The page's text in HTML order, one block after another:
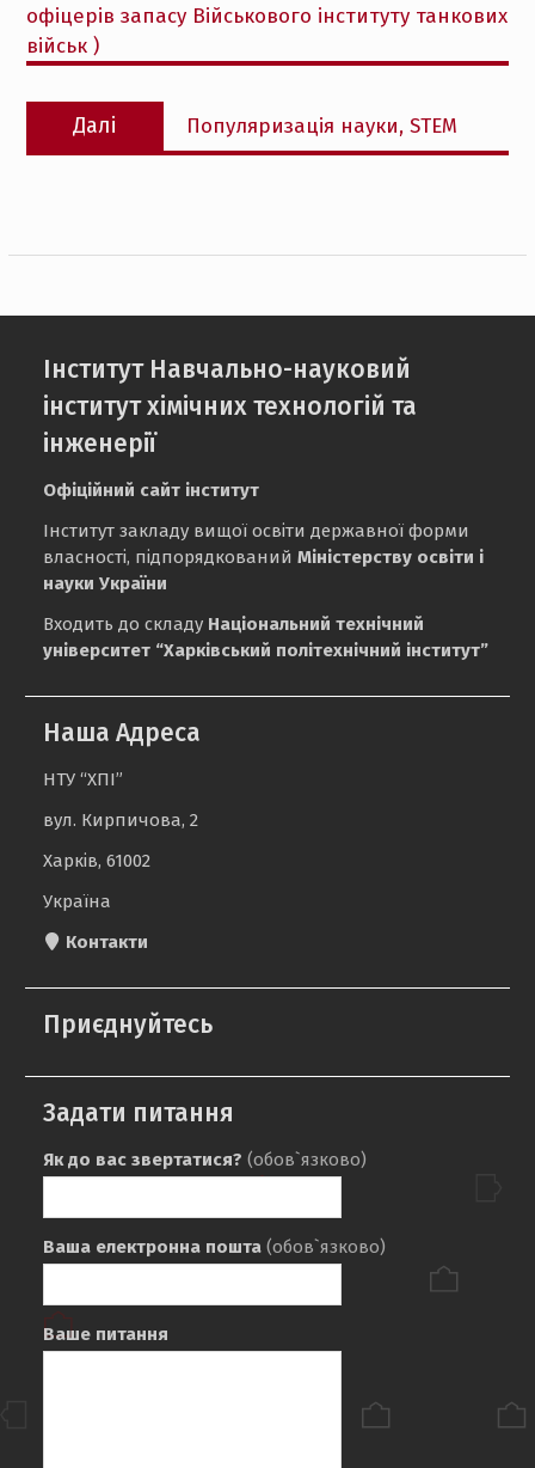
офіцерів запасу Військового інституту танкових
військ )
Далі
Наступний
запис:
Популяризація науки, STEM
Інститут Навчально-науковий
інститут хімічних технологій та
інженерії
Офіційний сайт інститут
Інститут закладу вищої освіти державної форми
власності, підпорядкованийМіністерству освіти і
науки України
Входить до складу Національний технічний
університет “Харківський політехнічний інститут”
Наша Адреса
НТУ “ХПІ”
вул. Кирпичова, 2
Харків, 61002
Україна
Контакти
Приєднуйтесь
Задати питання
Як до вас звертатися? (обов`язково)
Ваша електронна пошта (обов`язково)
Ваше питання